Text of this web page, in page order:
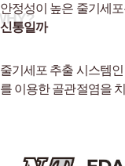
안정성이 높은 줄기세
신통일까
줄기세포 추출 시스템
를 이용한 골관절염을